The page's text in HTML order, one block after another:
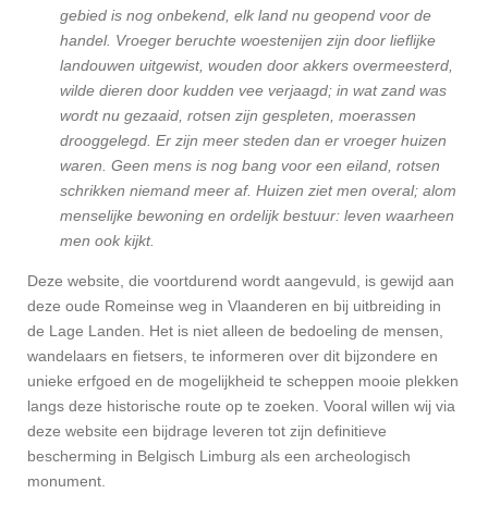
gebied is nog onbekend, elk land nu geopend voor de
handel. Vroeger beruchte woestenijen zijn door lieflijke
landouwen uitgewist, wouden door akkers overmeesterd,
wilde dieren door kudden vee verjaagd; in wat zand was
wordt nu gezaaid, rotsen zijn gespleten, moerassen
drooggelegd. Er zijn meer steden dan er vroeger huizen
waren. Geen mens is nog bang voor een eiland, rotsen
schrikken niemand meer af. Huizen ziet men overal; alom
menselijke bewoning en ordelijk bestuur: leven waarheen
men ook kijkt.
Deze website, die voortdurend wordt aangevuld, is gewijd aan
deze oude Romeinse weg in Vlaanderen en bij uitbreiding in
de Lage Landen. Het is niet alleen de bedoeling de mensen,
wandelaars en fietsers, te informeren over dit bijzondere en
unieke erfgoed en de mogelijkheid te scheppen mooie plekken
langs deze historische route op te zoeken. Vooral willen wij via
deze website een bijdrage leveren tot zijn definitieve
bescherming in Belgisch Limburg als een archeologisch
monument.